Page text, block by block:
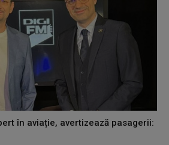
în aviație, avertizează pasagerii: